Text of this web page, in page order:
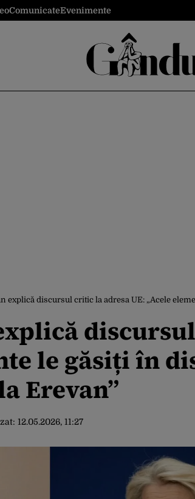
ComunicateEvenimente
explică discursul critic la adresa UE: „Acele
le găsiți în
Erevan”
12.05.2026, 11:27